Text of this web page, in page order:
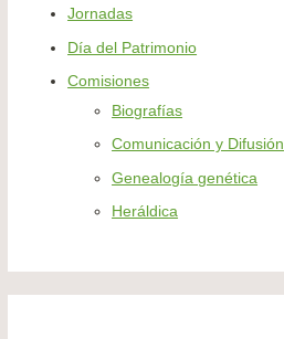
Jornadas
Día del Patrimonio
Comisiones
Biografías
Comunicación y Difusión
Genealogía genética
Heráldica